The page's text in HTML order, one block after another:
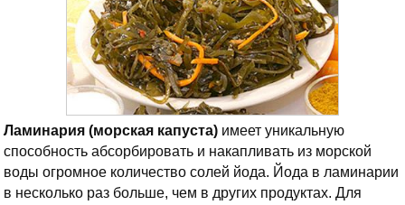
Ламинария (морская капуста) имеет уникальную
способность абсорбировать и накапливать из морской
воды огромное количество солей йода. Йода в ламинарии
в несколько раз больше, чем в других продуктах. Для